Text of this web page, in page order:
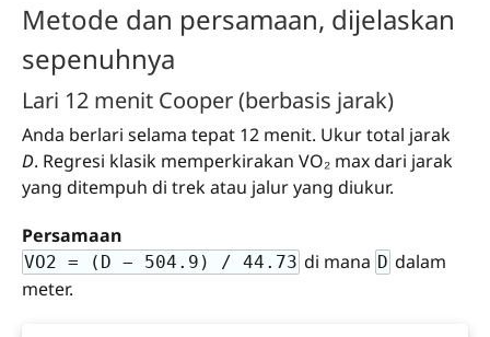
Metode dan persamaan, dijelaskan
sepenuhnya
Lari 12 menit Cooper (berbasis jarak)
Anda berlari selama tepat 12 menit. Ukur total jarak
D. Regresi klasik memperkirakan VO₂ max dari jarak
yang ditempuh di trek atau jalur yang diukur.
Persamaan
VO2 = (D − 504.9) / 44.73 di mana D dalam
meter.